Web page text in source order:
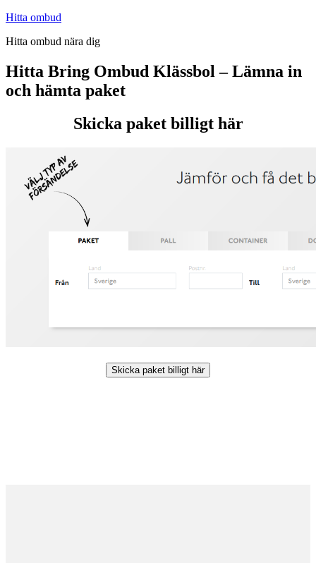
Hoppa
innehåll
Hitta ombud
Hitta ombud nära dig
Hitta Bring Ombud Klässbol – Lämna in
och hämta paket
Skicka paket billigt här
Skicka paket billigt här